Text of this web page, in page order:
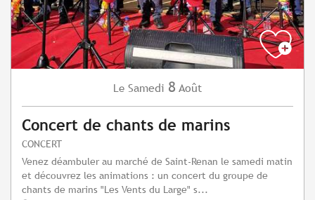
Le Samedi 8 Août
Concert de chants de marins
CONCERT
Venez déambuler au marché de Saint-Renan le samedi matin
et découvrez les animations : un concert du groupe de
chants de marins "Les Vents du Large" s...